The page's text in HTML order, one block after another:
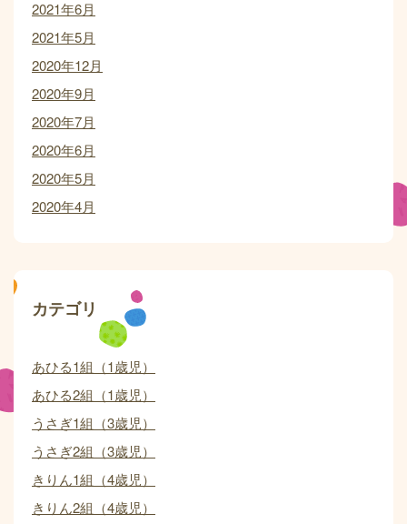
2021年6月
2021年5月
2020年12月
2020年9月
2020年7月
2020年6月
2020年5月
2020年4月
カテゴリ
あひる1組（1歳児）
あひる2組（1歳児）
うさぎ1組（3歳児）
うさぎ2組（3歳児）
きりん1組（4歳児）
きりん2組（4歳児）